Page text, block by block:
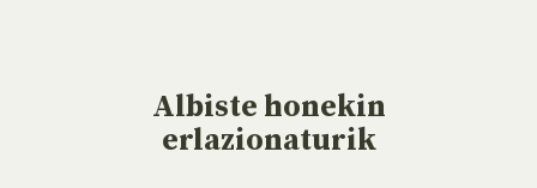
Albiste honekin
erlazionaturik